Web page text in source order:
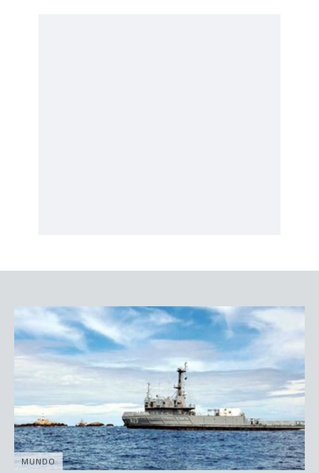
MUNDO